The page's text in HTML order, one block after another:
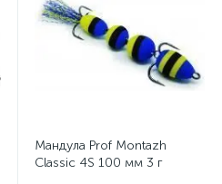
Мандула Prof Montazh
Classic 4S 100 мм 3 г